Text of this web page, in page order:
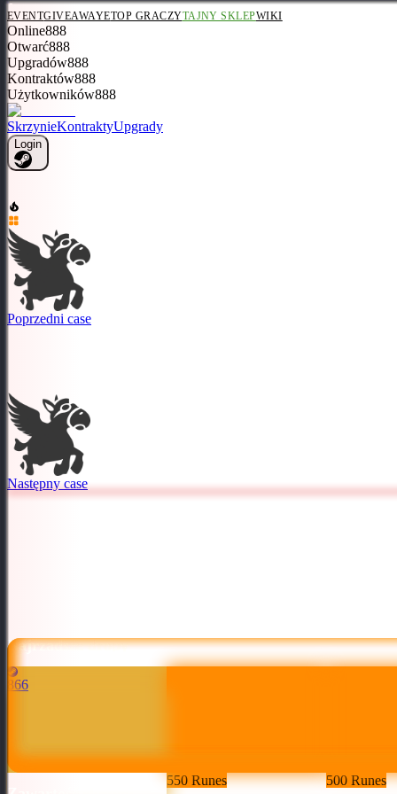
EVENTGIVEAWAYETOP GRACZYTAJNY SKLEPWIKI
Online888
Otwarć888
Upgradów888
Kontraktów888
Użytkowników888
SkrzynieKontraktyUpgrady
Login
Poprzedni case
Następny case
Najrzadsze dropy
866
550 Runes 500 Runes